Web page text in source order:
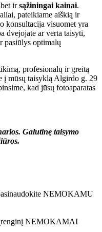
irsąžiningai kainai.
pateikiame aiškią ir
konsultacija visuomet yra
dvejojate ar verta taisyti,
pasiūlys optimalų
profesionalų ir greitą
į mūsų taisyklą Algirdo g. 29
kad jūsų fotoaparatas
Galutinę taisymo
NEMOKAMU
įrenginį NEMOKAMAI